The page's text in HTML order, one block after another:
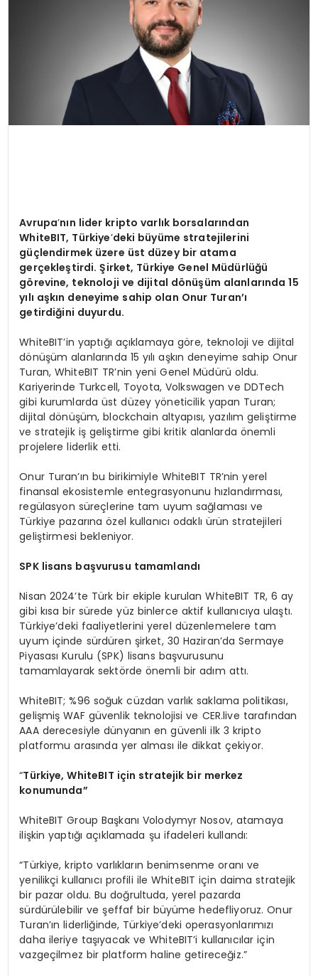
Avrupa’nın lider kripto varlık borsalarından
WhiteBIT, Türkiye’deki büyüme stratejilerini
güçlendirmek üzere üst düzey bir atama
gerçekleştirdi. Şirket, Türkiye Genel Müdürlüğü
görevine, teknoloji ve dijital dönüşüm alanlarında 15
yılı aşkın deneyime sahip olan Onur Turan’ı
getirdiğini duyurdu.
WhiteBIT’in yaptığı açıklamaya göre, teknoloji ve dijital
dönüşüm alanlarında 15 yılı aşkın deneyime sahip Onur
Turan, WhiteBIT TR’nin yeni Genel Müdürü oldu.
Kariyerinde Turkcell, Toyota, Volkswagen ve DDTech
gibi kurumlarda üst düzey yöneticilik yapan Turan;
dijital dönüşüm, blockchain altyapısı, yazılım geliştirme
ve stratejik iş geliştirme gibi kritik alanlarda önemli
projelere liderlik etti.
Onur Turan’ın bu birikimiyle WhiteBIT TR’nin yerel
finansal ekosistemle entegrasyonunu hızlandırması,
regülasyon süreçlerine tam uyum sağlaması ve
Türkiye pazarına özel kullanıcı odaklı ürün stratejileri
geliştirmesi bekleniyor.
SPK lisans başvurusu tamamlandı
Nisan 2024’te Türk bir ekiple kurulan WhiteBIT TR, 6 ay
gibi kısa bir sürede yüz binlerce aktif kullanıcıya ulaştı.
Türkiye’deki faaliyetlerini yerel düzenlemelere tam
uyum içinde sürdüren şirket, 30 Haziran’da Sermaye
Piyasası Kurulu (SPK) lisans başvurusunu
tamamlayarak sektörde önemli bir adım attı.
WhiteBIT; %96 soğuk cüzdan varlık saklama politikası,
gelişmiş WAF güvenlik teknolojisi ve CER.live tarafından
AAA derecesiyle dünyanın en güvenli ilk 3 kripto
platformu arasında yer alması ile dikkat çekiyor.
“Türkiye, WhiteBIT için stratejik bir merkez
konumunda”
WhiteBIT Group Başkanı Volodymyr Nosov, atamaya
ilişkin yaptığı açıklamada şu ifadeleri kullandı:
“Türkiye, kripto varlıkların benimsenme oranı ve
yenilikçi kullanıcı profili ile WhiteBIT için daima stratejik
bir pazar oldu. Bu doğrultuda, yerel pazarda
sürdürülebilir ve şeffaf bir büyüme hedefliyoruz. Onur
Turan’ın liderliğinde, Türkiye’deki operasyonlarımızı
daha ileriye taşıyacak ve WhiteBIT’i kullanıcılar için
vazgeçilmez bir platform haline getireceğiz.”